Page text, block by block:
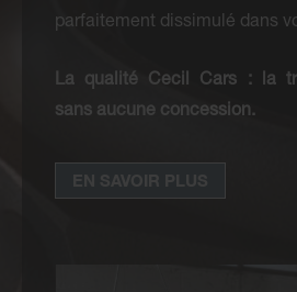
parfaitement dissimulé dans
La qualité Cecil Cars : la
sans aucune concession.